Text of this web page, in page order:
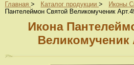
Главная > Каталог продукции > Иконы
Пантелеймон Святой Великомученик
Икона
Великомученик